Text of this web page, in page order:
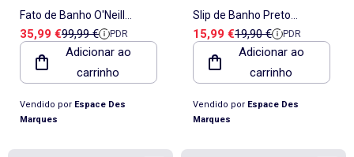
Fato de Banho O'Neill
Hyperfreak Azul/Preto para
Homem
Preço de venda
35,99 €Preço de referência
99,99 € PDR
Adicionar ao
carrinho
Vendido por Espace Des
Marques
Slip de Banho Preto
Masculino Sun Project 1996
Preço de venda
15,99 €Preço de referência
19,90 € PDR
Adicionar ao
carrinho
Vendido por Espace Des
Marques